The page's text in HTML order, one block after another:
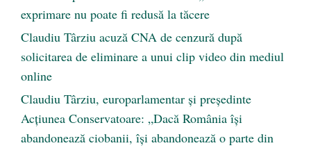
exprimare nu poate fi redusă la tăcere
Claudiu Târziu acuză CNA de cenzură după
solicitarea de eliminare a unui clip video din mediul
online
Claudiu Târziu, europarlamentar și președinte
Acțiunea Conservatoare: „Dacă România își
abandonează ciobanii, își abandonează o parte din